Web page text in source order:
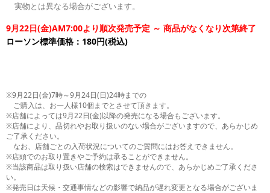
実物とは異なる場合がございます。
9月22日(金)AM7:00より順次発売予定 ～ 商品がなくなり次第終了
ローソン標準価格：180円(税込)
※9月22日(金)7時～9月24日(日)24時までの
ご購入は、お一人様10個までとさせて頂きます。
※店舗によっては9月22日(金)以降の発売になる場合もございます。
※店舗により、品切れやお取り扱いのない場合がございますので、あらかじめ
ご了承ください。
なお、店舗ごとの入荷状況についてのご質問にはお答えできません。
※店頭でのお取り置きやご予約は承ることができません。
※当該商品は取り扱い店舗の検索はできませんので、あらかじめご了承くださ
い。
※発売日は天候・交通事情などの影響で納品が遅れ変更となる場合がございま